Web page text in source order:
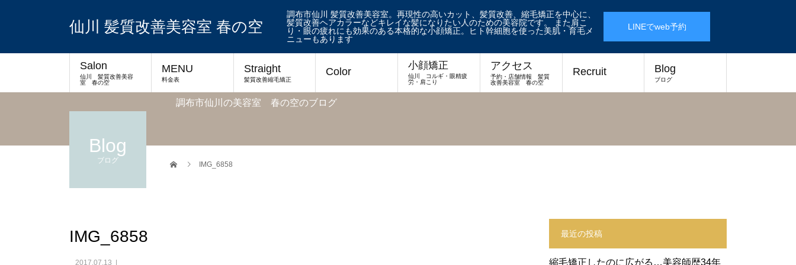
仙川 髪質改善美容室 春の空
調布市仙川 髪質改善美容室。再現性の高いカット、髪質改善、縮毛矯正を中心に、
髪質改善ヘアカラーなどキレイな髪になりたい人のための美容院です。 また肩こ
り・眼の疲れにも効果のある本格的な小顔矯正。ヒト幹細胞を使った美肌・育毛メ
ニューもあります
LINEでweb予約
Salon
仙川 髪質改善美容
室 春の空
MENU
料金表
Straight
髪質改善縮毛矯正
Color 小顔矯正
仙川 コルギ・眼精疲
労・肩こり
アクセス
予約・店舗情報 髪質
改善美容室 春の空
Recruit Blog
ブログ
Blog
ブログ
調布市仙川の美容室 春の空のブログ
IMG_6858
IMG_6858
2017.07.13
最近の投稿
縮毛矯正したのに広がる…美容師歴34年